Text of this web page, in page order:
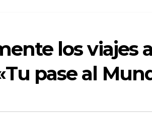
los viajes
pase al